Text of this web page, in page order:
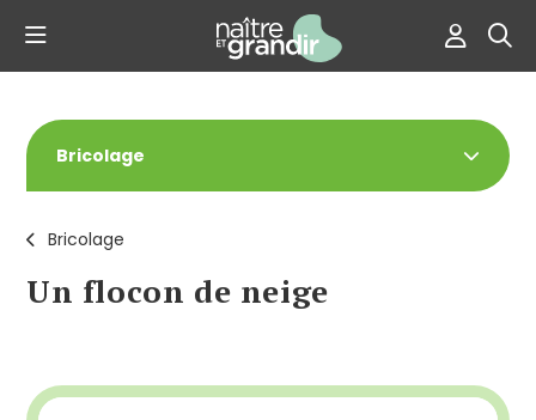
Bricolage
Un flocon de neige
Bricolage